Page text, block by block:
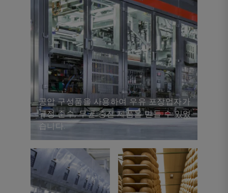
공압 구성품을 사용하여 우유 포장업자가
규정 준수, 무균 충진 제품을 만들 수 있었
습니다.